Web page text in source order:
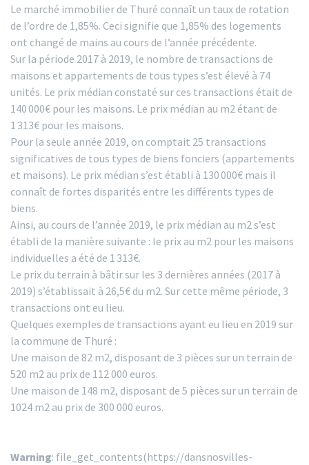
Le marché immobilier de Thuré connaît un taux de rotation
de l’ordre de 1,85%. Ceci signifie que 1,85% des logements
ont changé de mains au cours de l’année précédente.
Sur la période 2017 à 2019, le nombre de transactions de
maisons et appartements de tous types s’est élevé à 74
unités. Le prix médian constaté sur ces transactions était de
140 000€ pour les maisons. Le prix médian au m2 étant de
1 313€ pour les maisons.
Pour la seule année 2019, on comptait 25 transactions
significatives de tous types de biens fonciers (appartements
et maisons). Le prix médian s’est établi à 130 000€ mais il
connaît de fortes disparités entre les différents types de
biens.
Ainsi, au cours de l’année 2019, le prix médian au m2 s’est
établi de la manière suivante : le prix au m2 pour les maisons
individuelles a été de 1 313€.
Le prix du terrain à bâtir sur les 3 dernières années (2017 à
2019) s’établissait à 26,5€ du m2. Sur cette même période, 3
transactions ont eu lieu.
Quelques exemples de transactions ayant eu lieu en 2019 sur
la commune de Thuré :
Une maison de 82 m2, disposant de 3 pièces sur un terrain de
520 m2 au prix de 112 000 euros.
Une maison de 148 m2, disposant de 5 pièces sur un terrain de
1024 m2 au prix de 300 000 euros.
Warning: file_get_contents(https://dansnosvilles-